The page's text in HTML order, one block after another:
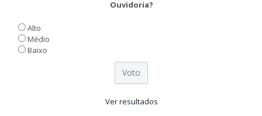
Ouvidoria?
Alto
Médio
Baixo
Ver resultados